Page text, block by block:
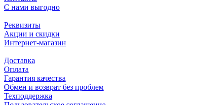
С нами выгодно
Реквизиты
Акции и скидки
Интернет-магазин
Доставка
Оплата
Гарантия качества
Обмен и возврат без проблем
Техподдержка